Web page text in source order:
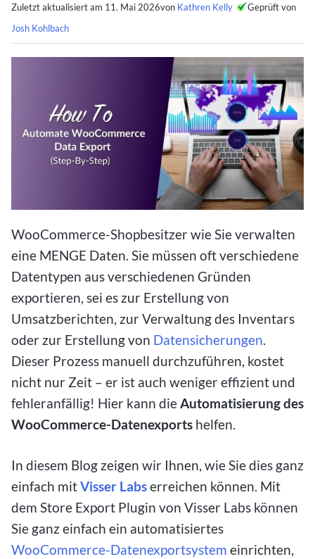
Zuletzt aktualisiert am 11. Mai 2026von Kathren Kelly
Geprüft von
Josh Kohlbach
WooCommerce-Shopbesitzer wie Sie verwalten
eine MENGE Daten. Sie müssen oft verschiedene
Datentypen aus verschiedenen Gründen
exportieren, sei es zur Erstellung von
Umsatzberichten, zur Verwaltung des Inventars
oder zur Erstellung von Datensicherungen.
Dieser Prozess manuell durchzuführen, kostet
nicht nur Zeit – er ist auch weniger effizient und
fehleranfällig! Hier kann dieAutomatisierung des
WooCommerce-Datenexports helfen.
In diesem Blog zeigen wir Ihnen, wie Sie dies ganz
einfach mitVisser Labserreichen können. Mit
dem Store Export Plugin von Visser Labs können
Sie ganz einfach ein automatisiertes
WooCommerce-Datenexportsystem einrichten,